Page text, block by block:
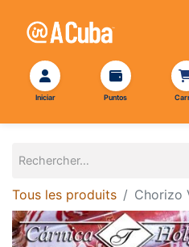
Tous les produits Chorizo